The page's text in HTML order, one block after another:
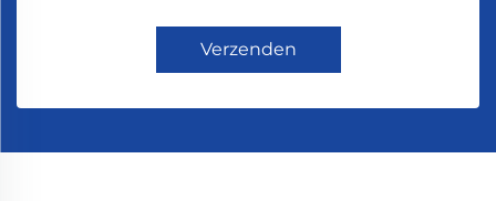
Verzenden